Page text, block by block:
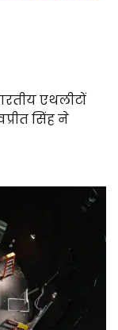
एथलीटों
सिंह ने